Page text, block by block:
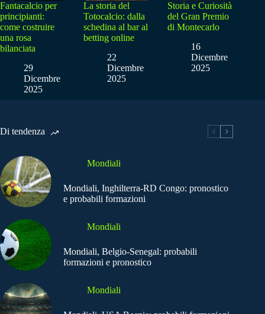
Fantacalcio per
principianti:
come costruire
una rosa
bilanciata
29
Dicembre
2025
La storia del
Totocalcio: dalla
schedina al bar al
betting online
22
Dicembre
2025
Storia e Curiosità
del Gran Premio
di Montecarlo
16
Dicembre
2025
Di tendenza
Mondiali
Mondiali, Inghilterra-RD Congo: pronostico
e probabili formazioni
Mondiali
Mondiali, Belgio-Senegal: probabili
formazioni e pronostico
Mondiali